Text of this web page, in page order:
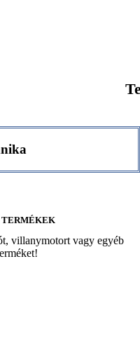
villanymotort vagy egyéb